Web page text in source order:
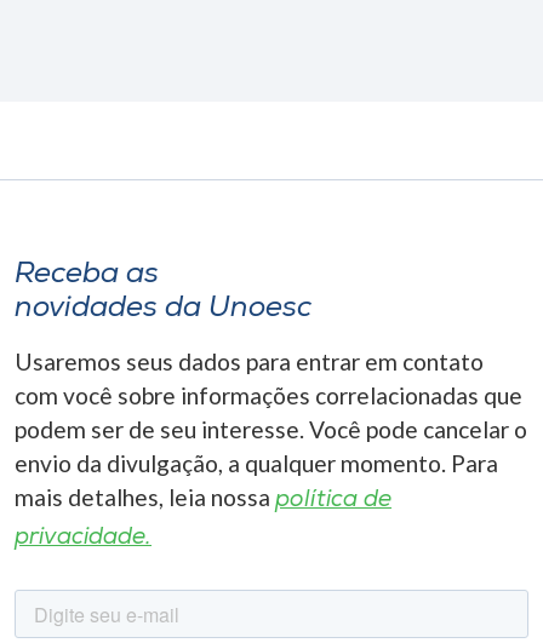
Receba as
novidades da Unoesc
Usaremos seus dados para entrar em contato
com você sobre informações correlacionadas que
podem ser de seu interesse. Você pode cancelar o
envio da divulgação, a qualquer momento. Para
mais detalhes, leia nossa política de
privacidade.